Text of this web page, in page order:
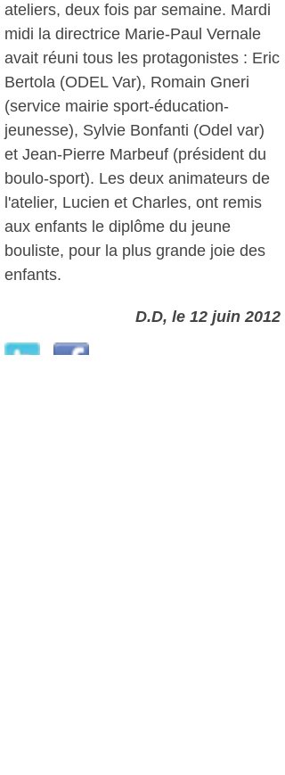
ateliers, deux fois par semaine. Mardi
midi la directrice Marie-Paul Vernale
avait réuni tous les protagonistes : Eric
Bertola (ODEL Var), Romain Gneri
(service mairie sport-éducation-
jeunesse), Sylvie Bonfanti (Odel var)
et Jean-Pierre Marbeuf (président du
boulo-sport). Les deux animateurs de
l'atelier, Lucien et Charles, ont remis
aux enfants le diplôme du jeune
bouliste, pour la plus grande joie des
enfants.
D.D, le 12 juin 2012